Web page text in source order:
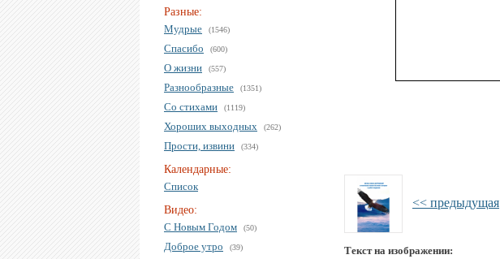
Разные:
Мудрые
(1546)
Спасибо (600)
О жизни (557)
Разнообразные (1351)
Со стихами (1119)
Хороших выходных (262)
Прости, извини (334)
Календарные:
Список
Видео:
С Новым Годом
(50)
Доброе утро (39)
<< предыдущая
Текст на изображении: